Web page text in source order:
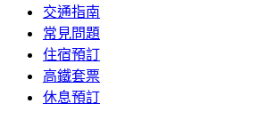
交通指南
常見問題
住宿預訂
高鐵套票
休息預訂